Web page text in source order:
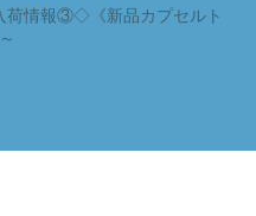
荷情報③◇《新品カプセルト